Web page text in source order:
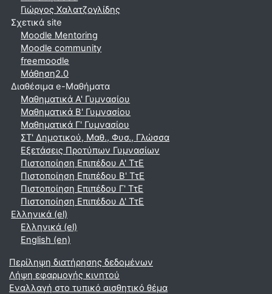
Γιώργος Χαλατζογλίδης
Σχετικά site
Moodle Mentoring
Moodle community
freemoodle
Μάθηση2.0
Διαθέσιμα e-Μαθήματα
Μαθηματικά A' Γυμνασίου
Μαθηματικά Β' Γυμνασίου
Μαθηματικά Γ' Γυμνασίου
ΣΤ' Δημοτικού, Μαθ., Φυσ., Γλώσσα
Εξετάσεις Προτύπων Γυμνασίων
Πιστοποίηση Επιπέδου Α' ΤτΕ
Πιστοποίηση Επιπέδου Β' ΤτΕ
Πιστοποίηση Επιπέδου Γ' ΤτΕ
Πιστοποίηση Επιπέδου Δ' ΤτΕ
Ελληνικά ‎(el)‎
Ελληνικά ‎(el)‎
English ‎(en)‎
Περίληψη διατήρησης δεδομένων
Λήψη εφαρμογής κινητού
Εναλλαγή στο τυπικό αισθητικό θέμα